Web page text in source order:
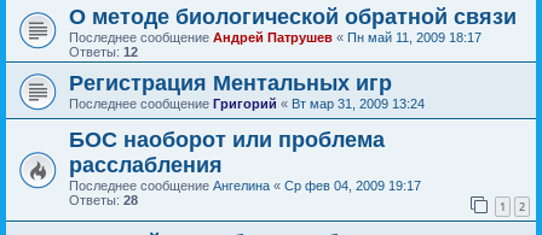
О методе биологической обратной связи
Последнее сообщение Андрей Патрушев « Пн май 11, 2009 18:17
Ответы: 12
Регистрация Ментальных игр
Последнее сообщение Григорий « Вт мар 31, 2009 13:24
БОС наоборот или проблема
расслабления
Последнее сообщение Ангелина « Ср фев 04, 2009 19:17
Ответы: 28 1 2